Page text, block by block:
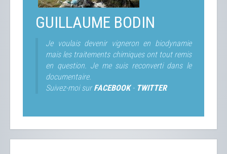
GUILLAUME BODIN
Je voulais devenir vigneron en biodynamie
mais les traitements chimiques ont tout remis
en question. Je me suis reconverti dans le
documentaire.
Suivez-moi surFACEBOOK- TWITTER